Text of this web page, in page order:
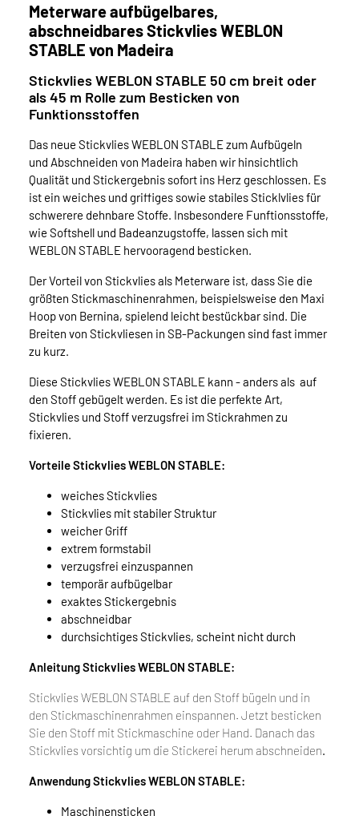
Meterware aufbügelbares,
abschneidbares Stickvlies WEBLON
STABLE von Madeira
Stickvlies WEBLON STABLE 50 cm breit oder
als 45 m Rolle zum Besticken von
Funktionsstoffen
Das neue Stickvlies WEBLON STABLE zum Aufbügeln
und Abschneiden von Madeira haben wir hinsichtlich
Qualität und Stickergebnis sofort ins Herz geschlossen. Es
ist ein weiches und griffiges sowie stabiles Sticklvlies für
schwerere dehnbare Stoffe. Insbesondere Funftionsstoffe,
wie Softshell und Badeanzugstoffe, lassen sich mit
WEBLON STABLE hervooragend besticken.
Der Vorteil von Stickvlies als Meterware ist, dass Sie die
größten Stickmaschinenrahmen, beispielsweise den Maxi
Hoop von Bernina, spielend leicht bestückbar sind. Die
Breiten von Stickvliesen in SB-Packungen sind fast immer
zu kurz.
Diese Stickvlies WEBLON STABLE kann - anders als auf
den Stoff gebügelt werden. Es ist die perfekte Art,
Stickvlies und Stoff verzugsfrei im Stickrahmen zu
fixieren.
Vorteile Stickvlies WEBLON STABLE:
weiches Stickvlies
Stickvlies mit stabiler Struktur
weicher Griff
extrem formstabil
verzugsfrei einzuspannen
temporär aufbügelbar
exaktes Stickergebnis
abschneidbar
durchsichtiges Stickvlies, scheint nicht durch
Anleitung Stickvlies WEBLON STABLE:
Stickvlies WEBLON STABLE auf den Stoff bügeln und in
den Stickmaschinenrahmen einspannen. Jetzt besticken
Sie den Stoff mit Stickmaschine oder Hand. Danach das
Stickvlies vorsichtig um die Stickerei herum abschneiden.
Anwendung Stickvlies WEBLON STABLE:
Maschinensticken